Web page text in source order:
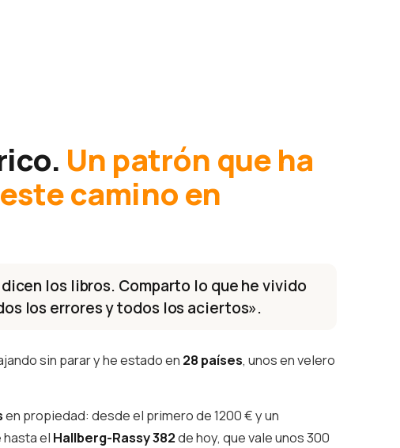
Un patrón que ha
camino en
los libros. Comparto lo que he vivido
los errores y todos los aciertos».
sin parar y he estado en 28 países, unos en velero
en propiedad: desde el primero de 1200 € y un
el Hallberg-Rassy 382de hoy, que vale unos 300